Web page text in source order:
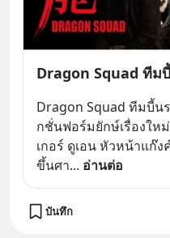
Dragon Squad ทีม
Dragon Squad ทีมบี้น
กชั่นฟอร์มยักษ์เรื่องให
เกอร์ ดูเอน หัวหน้าแก๊
ขึ้นศา... อ่านต่อ
บันทึก